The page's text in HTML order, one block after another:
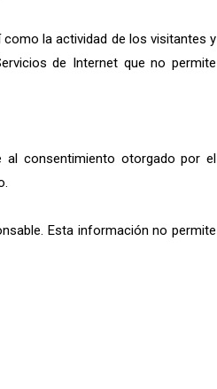
la actividad de los visitantes y
de Internet que no permite
consentimiento otorgado por el
Esta información no permite